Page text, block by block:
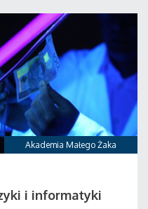
Akademia Małego Żaka
i informatyki